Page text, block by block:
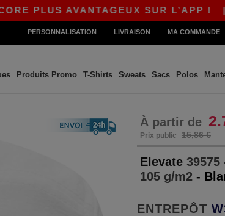
PLUS AVANTAGEUX SUR L’APP !|
PERSONNALISATION LIVRAISON MA COMMANDE
Produits Promo T-Shirts Sweats Sacs Polos
À partir de
Prix public 15,86 €
Elevate
105 g/m2 -
ENTREPÔT